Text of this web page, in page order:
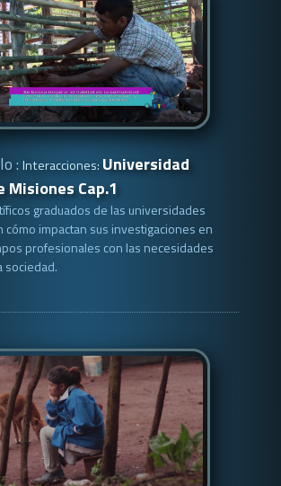
: Interacciones: Universidad
Misiones Cap.1
graduados de las universidades
cómo impactan sus investigaciones en
profesionales con las necesidades
sociedad.